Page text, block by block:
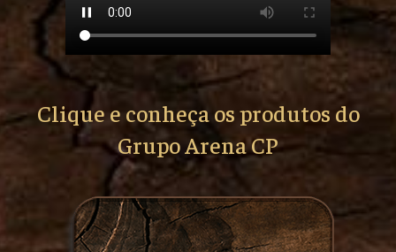
Clique e conheça os produtos do
Grupo Arena CP